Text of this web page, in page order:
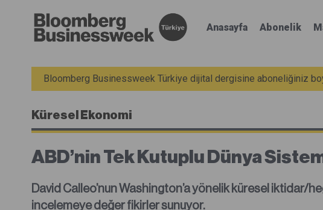
Anasayfa Abonelik
Bloomberg Businessweek Türkiye dijital dergisine aboneliğiniz
Küresel Ekonomi
ABD’nin Tek Kutuplu Dünya Sistemi
David Calleo’nun Washington’a yönelik küresel iktidar/
incelemeye değer fikirler sunuyor.